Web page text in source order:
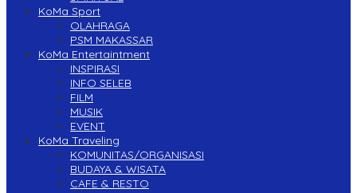
KoMa Sport
OLAHRAGA
PSM MAKASSAR
KoMa Entertaintment
INSPIRASI
INFO SELEB
FILM
MUSIK
EVENT
KoMa Traveling
KOMUNITAS/ORGANISASI
BUDAYA & WISATA
CAFE & RESTO